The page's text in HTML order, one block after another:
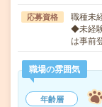
応募資格
職種未
◆未経
は事前
職場の雰囲気
年齢層